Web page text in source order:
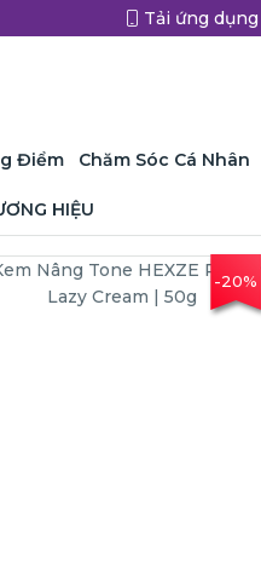
Tải ứng dụng
Điểm Chăm Sóc Cá Nhân
HIỆU
-20%